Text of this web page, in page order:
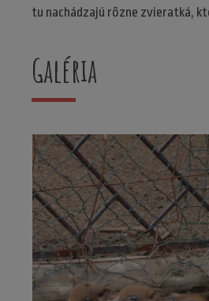
tu nachádzajú rôzne zvieratká,
Galéria